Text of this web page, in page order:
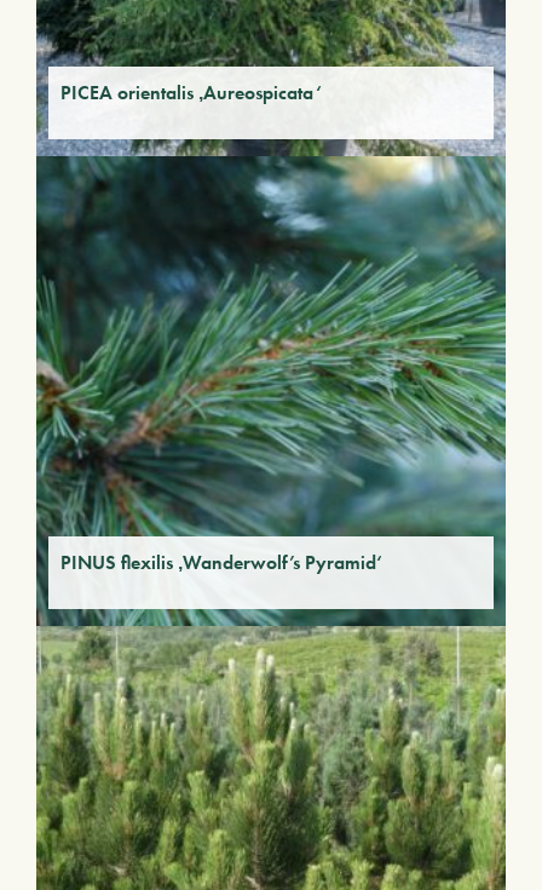
PICEA orientalis ‚Aureospicata‘
PINUS flexilis ‚Wanderwolf’s Pyramid‘